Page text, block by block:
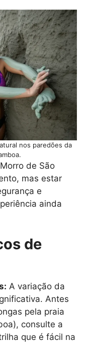
nos paredões da
de São
mas estar
e
ainda
de
A variação da
Antes
pela praia
consulte a
que é fácil na